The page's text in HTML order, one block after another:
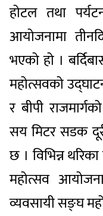
होटल तथा
आयोजनामा
भएको हो ।
महोत्सवको
र बीपी
सय मिटर सडक
छ । विभिन्न
महोत्सव
व्यवसायी सङ्घ